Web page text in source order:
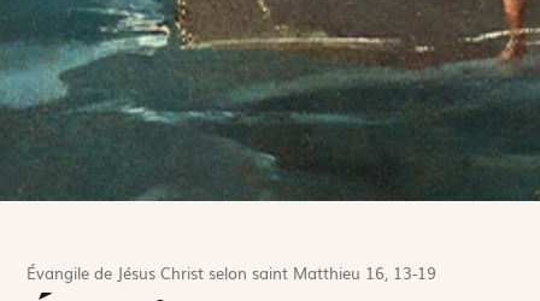
Évangile de Jésus Christ selon saint Matthieu 16, 13-19